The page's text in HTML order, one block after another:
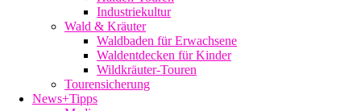
Industriekultur
Wald & Kräuter
Waldbaden für Erwachsene
Waldentdecken für Kinder
Wildkräuter-Touren
Tourensicherung
News+Tipps